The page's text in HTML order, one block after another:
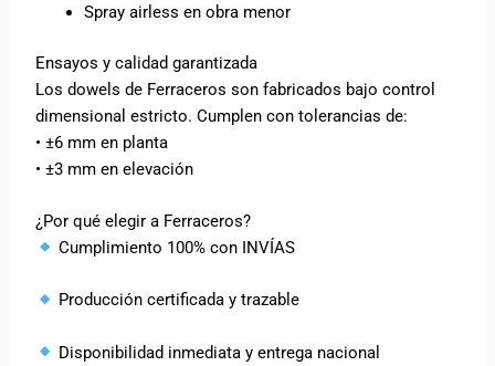
Spray airless en obra menor
Ensayos y calidad garantizada
Los dowels de Ferraceros son fabricados bajo control
dimensional estricto. Cumplen con tolerancias de:
• ±6 mm en planta
• ±3 mm en elevación
¿Por qué elegir a Ferraceros?
Cumplimiento 100% con INVÍAS
Producción certificada y trazable
Disponibilidad inmediata y entrega nacional